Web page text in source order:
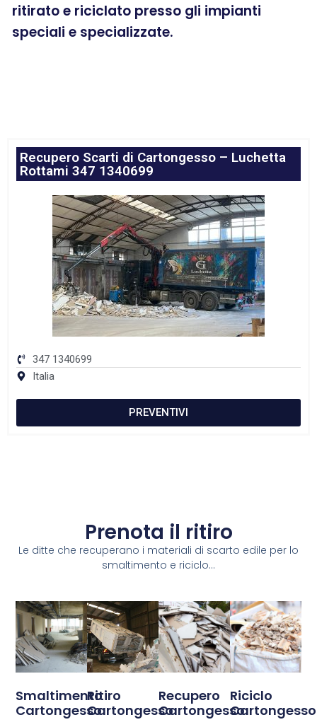
ritirato e riciclato presso gli impianti
speciali e specializzate.
Recupero Scarti di Cartongesso – Luchetta
Rottami 347 1340699
347 1340699
Italia
PREVENTIVI
Prenota il ritiro
Le ditte che recuperano i materiali di scarto edile per lo
smaltimento e riciclo...
Smaltimento
Cartongesso
Ritiro
Cartongesso
Recupero
Cartongesso
Riciclo
Cartongesso